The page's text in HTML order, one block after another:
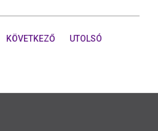
KÖVETKEZŐ UTOLSÓ